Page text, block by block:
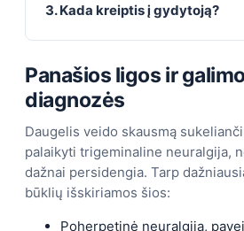
3. Kada kreiptis į gydytoją?
Panašios ligos ir
diagnozės
Daugelis veido skausmą
palaikyti trigeminaline neuralgija,
dažnai persidengia. Tarp
būklių išskiriamos šios:
Poherpetinė neuralgija,